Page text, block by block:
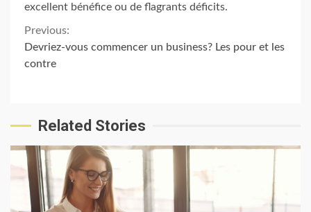
excellent bénéfice ou de flagrants déficits.
Continue
Reading
Previous:
Devriez-vous commencer un business? Les pour et les
contre
Related Stories